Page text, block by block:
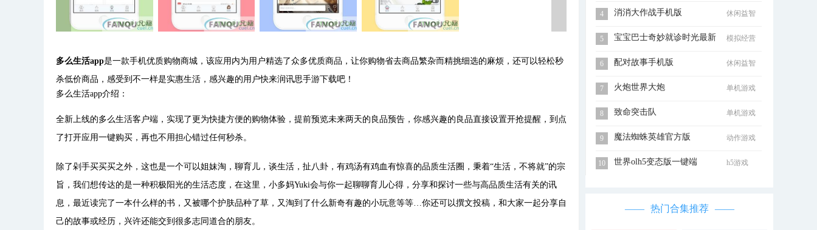
多么生活app是一款手机优质购物商城，该应用内为用户精选了众多优质商品，让你购物省去商品繁杂而精挑细选的麻烦，还可以轻松秒
杀低价商品，感受到不一样是实惠生活，感兴趣的用户快来润讯思手游下载吧！
多么生活app介绍：
全新上线的多么生活客户端，实现了更为快捷方便的购物体验，提前预览未来两天的良品预告，你感兴趣的良品直接设置开抢提醒，到点
了打开应用一键购买，再也不用担心错过任何秒杀。
除了剁手买买买之外，这也是一个可以姐妹淘，聊育儿，谈生活，扯八卦，有鸡汤有鸡血有惊喜的品质生活圈，秉着“生活，不将就”的宗
旨，我们想传达的是一种积极阳光的生活态度，在这里，小多妈Yuki会与你一起聊聊育儿心得，分享和探讨一些与高品质生活有关的讯
息，最近读完了一本什么样的书，又被哪个护肤品种了草，又淘到了什么新奇有趣的小玩意等等…你还可以撰文投稿，和大家一起分享自
己的故事或经历，兴许还能交到很多志同道合的朋友。
4 消消大作战手机版 休闲益智
5
宝宝巴士奇妙就诊时光最新
模拟经营
6 配对故事手机版 休闲益智
7 火炮世界大炮 单机游戏
8 致命突击队 单机游戏
9 魔法蜘蛛英雄官方版 动作游戏
10 世界olh5变态版一键端 h5游戏
热门合集推荐